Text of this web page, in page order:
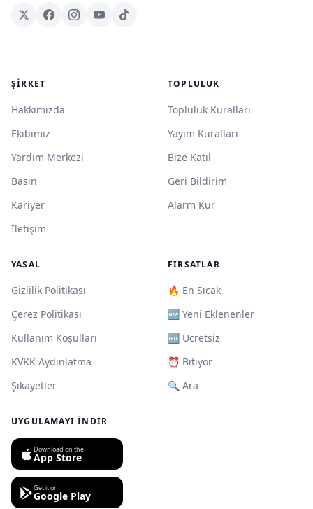
ŞIRKET
Hakkımızda
Ekibimiz
Yardım Merkezi
Basın
Kariyer
İletişim
TOPLULUK
Topluluk Kuralları
Yayım Kuralları
Bize Katıl
Geri Bildirim
Alarm Kur
YASAL
Gizlilik Politikası
Çerez Politikası
Kullanım Koşulları
KVKK Aydınlatma
Şikayetler
FIRSATLAR
🔥 En Sıcak
🆕 Yeni Eklenenler
🆓 Ücretsiz
⏰ Bitiyor
🔍 Ara
UYGULAMAYI İNDIR
Download on the
App Store
Get it on
Google Play